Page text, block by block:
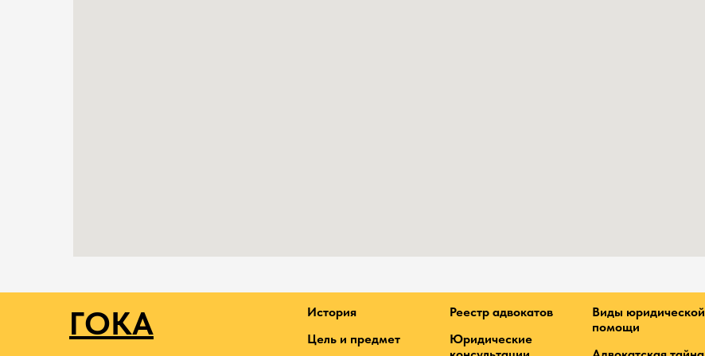
ГОКА
История
Цель и предмет
Реестр адвокатов
Юридические
Виды юридической
помощи